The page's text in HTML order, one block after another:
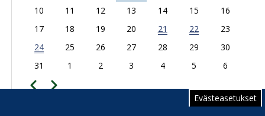
Evästeasetukset
10
11 12 13 14 15
16
17
18 19 20 21 22
23
24
25 26 27 28 29
30
31
1 2 3 4 5
6
Sivutus
EdellinenSeuraava